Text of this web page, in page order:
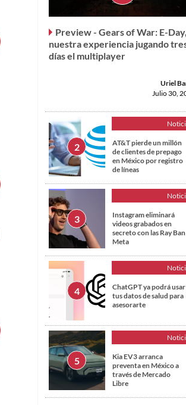
Preview - Gears of War: E-Day,
nuestra experiencia jugando
días el multiplayer
Uriel
Julio 30,
AT&T pierde un millón
de clientes de prepago
en México por registro
de líneas
Instagram eliminará
videos grabados en
secreto con las Ray Ban
Meta
ChatGPT ya podrá usar
tus datos de salud para
asesorarte
Kia EV3 arranca
preventa en México a
través de Mercado
Libre